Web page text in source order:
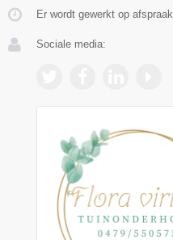
Er wordt gewerkt op afspraak.
Sociale media: